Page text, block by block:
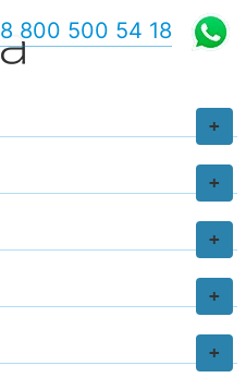
+
+
+
+
+
8 800 500 54 18